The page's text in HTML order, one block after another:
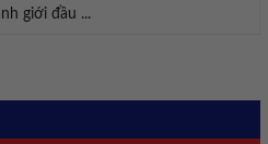
giới đầu ...